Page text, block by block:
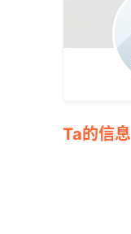
Ta的信息